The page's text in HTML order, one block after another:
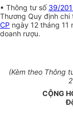
▪ Thông tư số 39/
Thương Quy định
CP ngày 12 tháng 11
doanh rượu.
(Kèm theo Thông
CỘNG